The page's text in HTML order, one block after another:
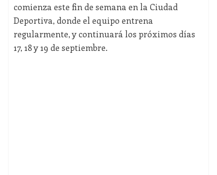
comienza este fin de semana en la Ciudad
Deportiva, donde el equipo entrena
regularmente, y continuará los próximos días
17, 18 y 19 de septiembre.